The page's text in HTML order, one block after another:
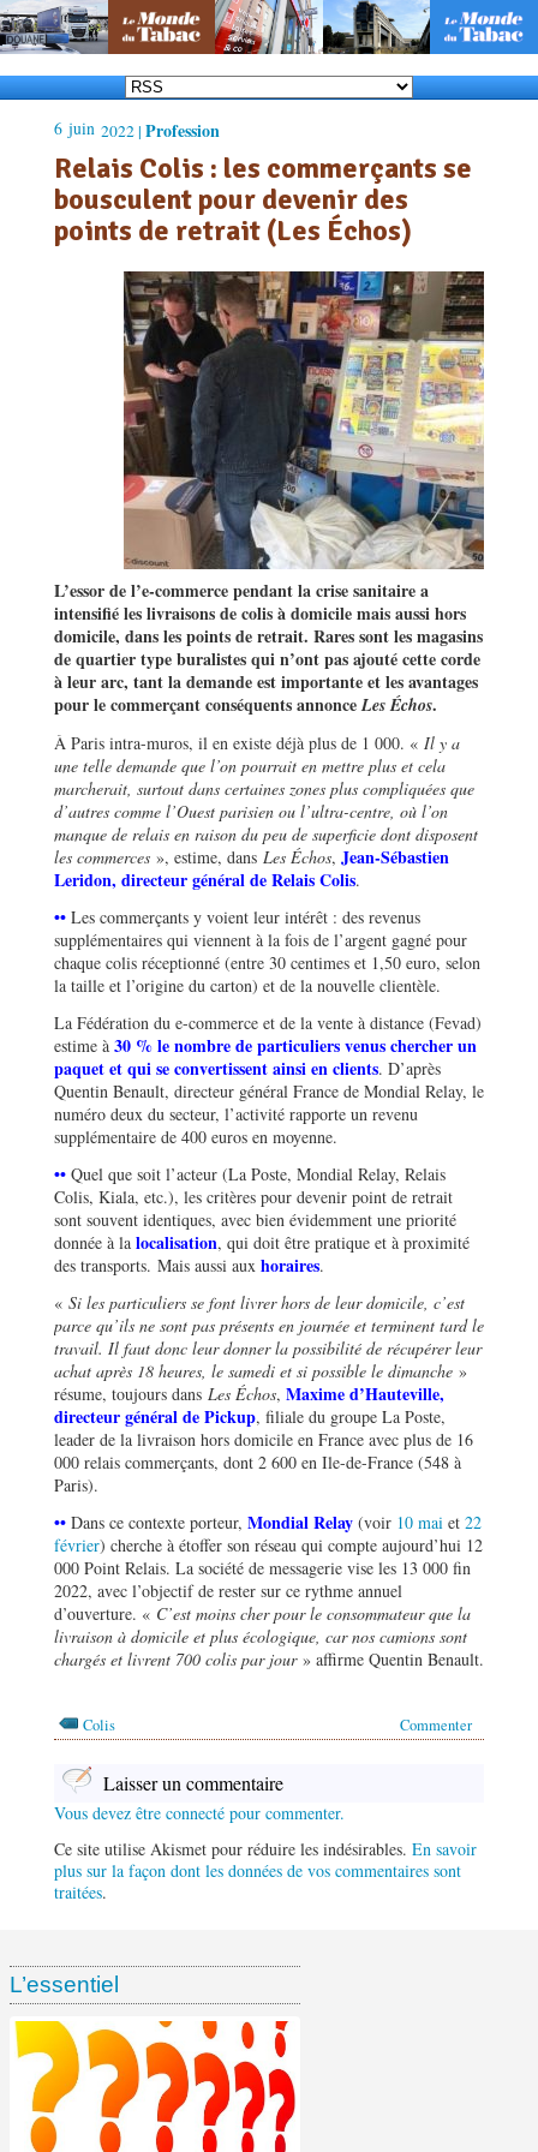
6 juin 2022 | Profession
Relais Colis : les commerçants se
bousculent pour devenir des
points de retrait (Les Échos)
L’essor de l’e-commerce pendant la crise sanitaire a
intensifié les livraisons de colis à domicile mais aussi hors
domicile, dans les points de retrait. Rares sont les magasins
de quartier type buralistes qui n’ont pas ajouté cette corde
à leur arc, tant la demande est importante et les avantages
pour le commerçant conséquents annonceLes Échos.
À Paris intra-muros, il en existe déjà plus de 1 000. « Il y a
une telle demande que l’on pourrait en mettre plus et cela
marcherait, surtout dans certaines zones plus compliquées que
d’autres comme l’Ouest parisien ou l’ultra-centre, où l’on
manque de relais en raison du peu de superficie dont disposent
les commerces », estime, dans Les Échos, Jean-Sébastien
Leridon, directeur général de Relais Colis.
•• Les commerçants y voient leur intérêt : des revenus
supplémentaires qui viennent à la fois de l’argent gagné pour
chaque colis réceptionné (entre 30 centimes et 1,50 euro, selon
la taille et l’origine du carton) et de la nouvelle clientèle.
La Fédération du e-commerce et de la vente à distance (Fevad)
estime à 30 % le nombre de particuliers venus chercher un
paquet et qui se convertissent ainsi en clients. D’après
Quentin Benault, directeur général France de Mondial Relay, le
numéro deux du secteur, l’activité rapporte un revenu
supplémentaire de 400 euros en moyenne.
•• Quel que soit l’acteur (La Poste, Mondial Relay, Relais
Colis, Kiala, etc.), les critères pour devenir point de retrait
sont souvent identiques, avec bien évidemment une priorité
donnée à la localisation, qui doit être pratique et à proximité
des transports. Mais aussi aux horaires.
« Si les particuliers se font livrer hors de leur domicile, c’est
parce qu’ils ne sont pas présents en journée et terminent tard le
travail. Il faut donc leur donner la possibilité de récupérer leur
achat après 18 heures, le samedi et si possible le dimanche »
résume, toujours dans Les Échos, Maxime d’Hauteville,
directeur général de Pickup, filiale du groupe La Poste,
leader de la livraison hors domicile en France avec plus de 16
000 relais commerçants, dont 2 600 en Ile-de-France (548 à
Paris).
•• Dans ce contexte porteur, Mondial Relay (voir 10 mai et 22
février) cherche à étoffer son réseau qui compte aujourd’hui 12
000 Point Relais. La société de messagerie vise les 13 000 fin
2022, avec l’objectif de rester sur ce rythme annuel
d’ouverture. « C’est moins cher pour le consommateur que la
livraison à domicile et plus écologique, car nos camions sont
chargés et livrent 700 colis par jour» affirme Quentin Benault.
Commenter
Colis
Laisser un commentaire
Vous devez être connecté pour commenter.
Ce site utilise Akismet pour réduire les indésirables. En savoir
plus sur la façon dont les données de vos commentaires sont
traitées.
L’essentiel